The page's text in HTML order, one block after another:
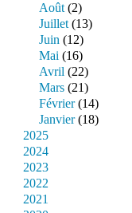
Août(2)
Juillet(13)
Juin (12)
Mai (16)
Avril (22)
Mars (21)
Février(14)
Janvier(18)
2025
2024
2023
2022
2021